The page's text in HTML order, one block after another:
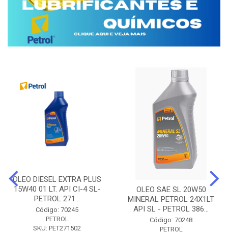
OLEO DIESEL EXTRA PLUS
15W40 01 LT. API CI-4 SL-
PETROL 271...
Código: 70245
PETROL
SKU: PET271502
OLEO SAE SL 20W50
MINERAL PETROL 24X1LT
API SL - PETROL 386...
Código: 70248
PETROL